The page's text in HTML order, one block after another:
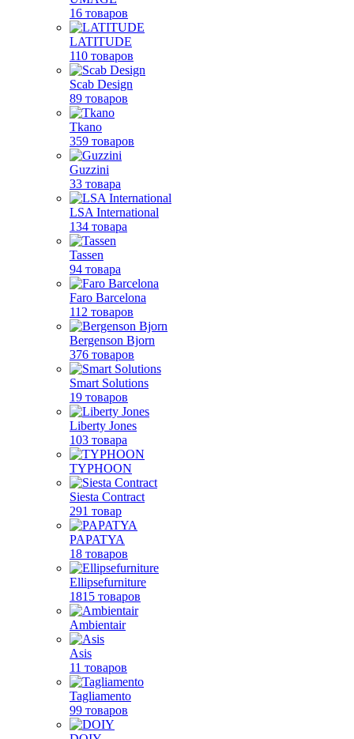
16 товаров
LATITUDE
110 товаров
Scab Design
89 товаров
Tkano
359 товаров
Guzzini
33 товара
LSA International
134 товара
Tassen
94 товара
Faro Barcelona
112 товаров
Bergenson Bjorn
376 товаров
Smart Solutions
19 товаров
Liberty Jones
103 товара
TYPHOON
Siesta Contract
291 товар
PAPATYA
18 товаров
Ellipsefurniture
1815 товаров
Ambientair
Asis
11 товаров
Tagliamento
99 товаров